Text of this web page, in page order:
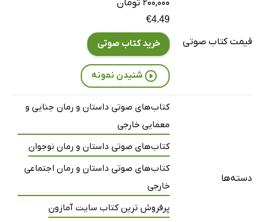
نوار شماره پنج: طرف دوم
نوار شماره شش: طرف اول
نوار شماره شش: طرف دوم
نوار شماره هفت: طرف دوم
17 دقیقه
قیمت کتاب صوتی
۲۰۰,۰۰۰ تومان
€4.49
خرید کتاب صوتی
شنیدن نمونه
دسته‌ها
کتاب‌های صوتی داستان و رمان جنایی و
معمایی خارجی
کتاب‌های صوتی داستان و رمان نوجوان
کتاب‌های صوتی داستان و رمان اجتماعی
خارجی
پرفروش ترین کتاب سایت آمازون